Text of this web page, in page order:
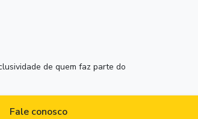
de quem faz parte do
Fale conosco